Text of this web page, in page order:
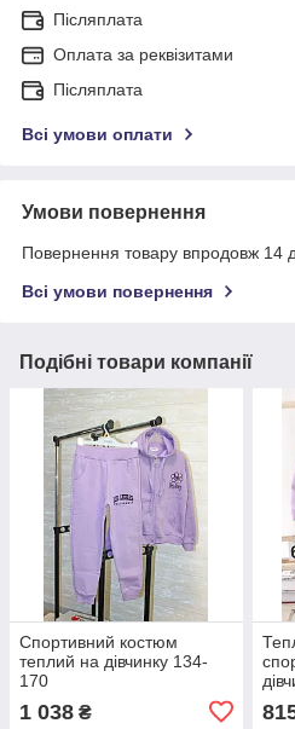
Післяплата
Оплата за реквізитами
Післяплата
Всі умови оплати
Умови повернення
Повернення товару впродовж 14
Всі умови повернення
Подібні товари компанії
Спортивний костюм
теплий на дівчинку 134-
170
1 038 ₴